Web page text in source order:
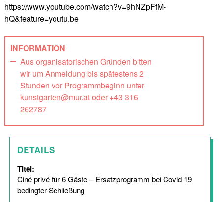
https://www.youtube.com/watch?v=9hNZpFfM-
hQ&feature=youtu.be
INFORMATION
Aus organisatorischen Gründen bitten
wir um Anmeldung bis spätestens 2
Stunden vor Programmbeginn unter
kunstgarten@mur.at oder +43 316
262787
DETAILS
Titel:
Ciné privé für 6 Gäste – Ersatzprogramm bei Covid 19
bedingter Schließung